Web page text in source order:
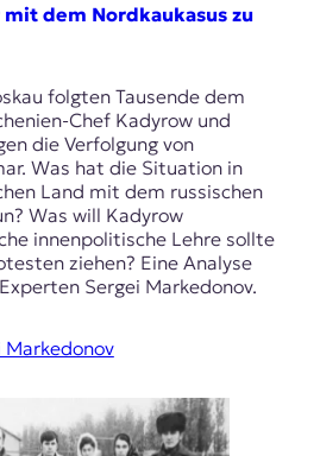
dem Nordkaukasus zu
folgten Tausende dem
Chef Kadyrow und
die Verfolgung von
Was hat die Situation in
Land mit dem russischen
Was will Kadyrow
innenpolitische Lehre sollte
ziehen? Eine Analyse
Sergei Markedonov.
Markedonov